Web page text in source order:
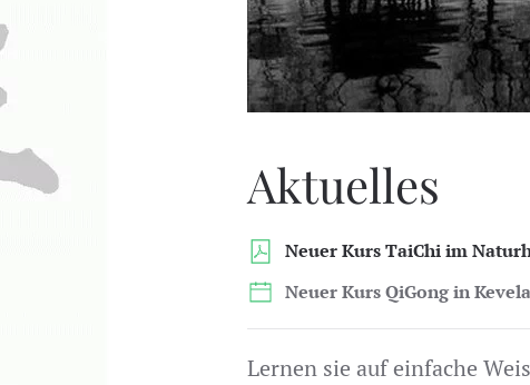
Aktuelles
Neuer Kurs TaiChi im
Neuer Kurs QiGong in
Lernen sie auf einfache